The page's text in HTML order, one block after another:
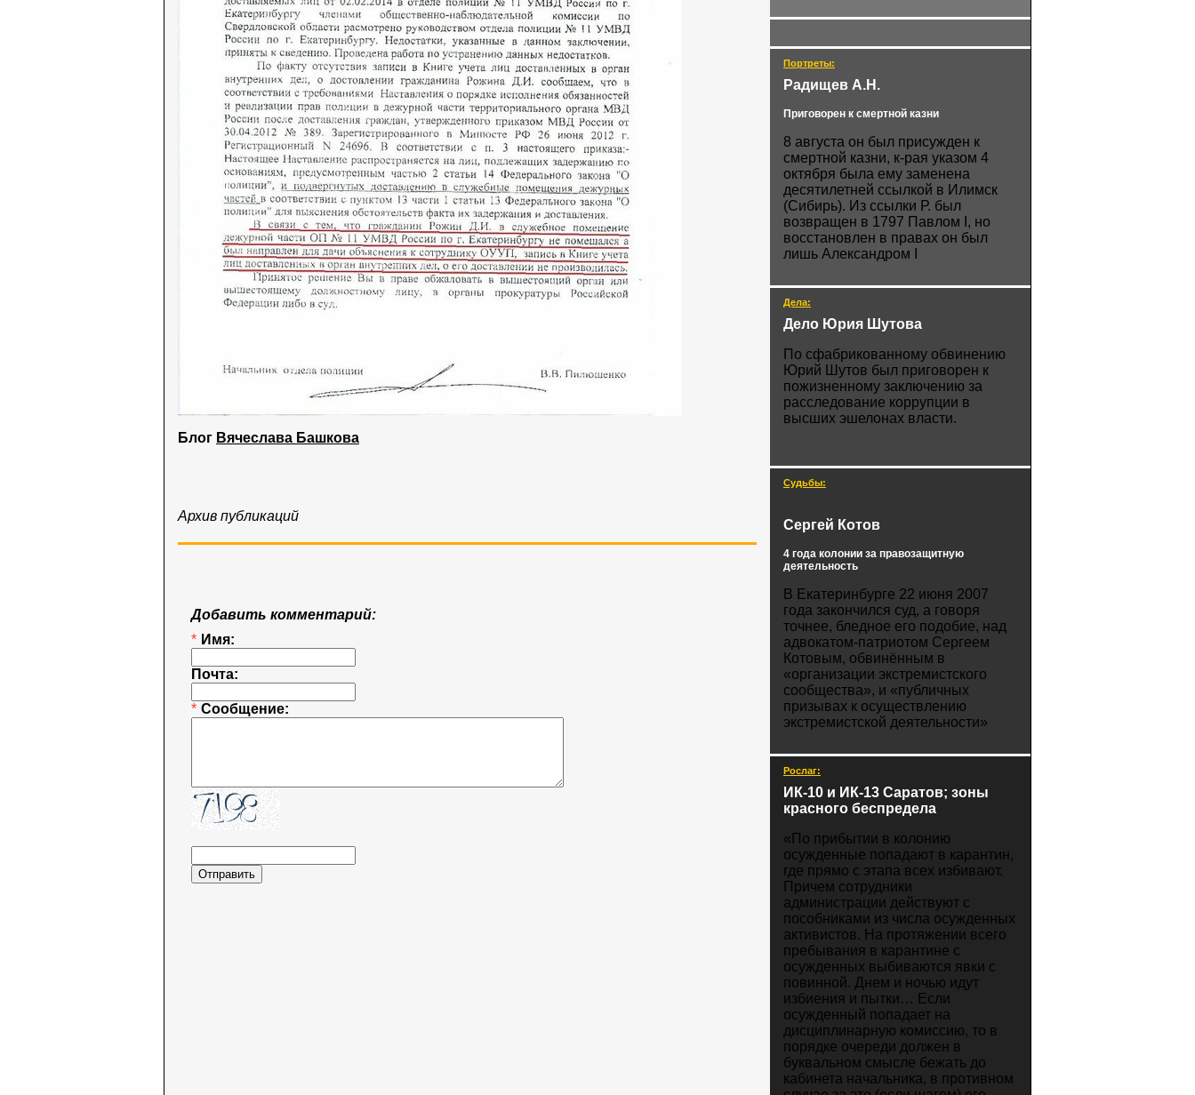
Блог Вячеслава Башкова
Архив публикаций
Добавить комментарий:
* Имя:
Почта:
* Сообщение:
Портреты:
Радищев А.Н.
Приговорен к смертной казни
8 августа он был присужден к
смертной казни, к-рая указом 4
октября была ему заменена
десятилетней ссылкой в Илимск
(Сибирь). Из ссылки Р. был
возвращен в 1797 Павлом I, но
восстановлен в правах он был
лишь Александром I
Дела:
Дело Юрия Шутова
По сфабрикованному обвинению
Юрий Шутов был приговорен к
пожизненному заключению за
расследование коррупции в
высших эшелонах власти.
Судьбы:
Сергей Котов
4 года колонии за правозащитную
деятельность
В Екатеринбурге 22 июня 2007
года закончился суд, а говоря
точнее, бледное его подобие, над
адвокатом-патриотом Сергеем
Котовым, обвинённым в
«организации экстремистского
сообщества», и «публичных
призывах к осуществлению
экстремистской деятельности»
Рослаг:
ИК-10 и ИК-13 Саратов; зоны
красного беспредела
«По прибытии в колонию
осужденные попадают в карантин,
где прямо с этапа всех избивают.
Причем сотрудники
администрации действуют с
пособниками из числа осужденных
активистов. На протяжении всего
пребывания в карантине с
осужденных выбиваются явки с
повинной. Днем и ночью идут
избиения и пытки… Если
осужденный попадает на
дисциплинарную комиссию, то в
порядке очереди должен в
буквальном смысле бежать до
кабинета начальника, в противном